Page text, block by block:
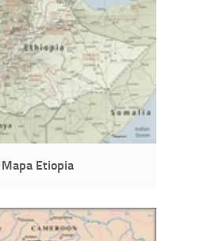
Mapa Etiopia